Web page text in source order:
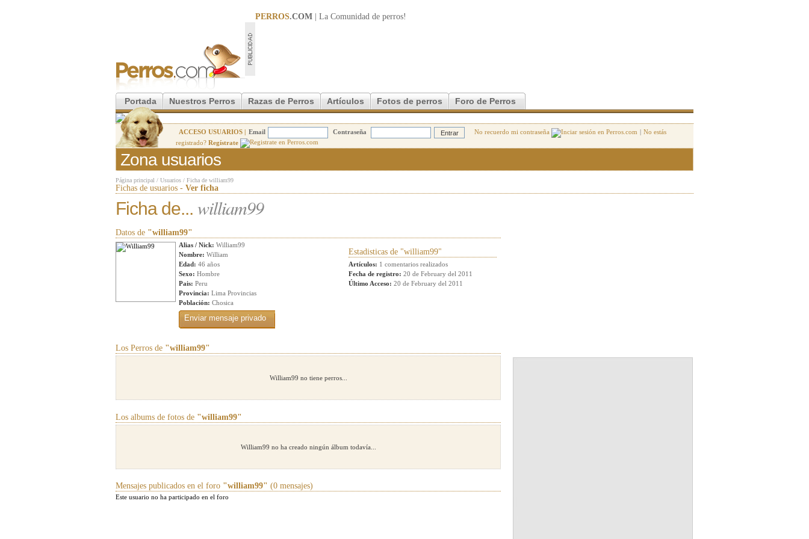
PERROS.COM | La Comunidad de perros!
Portada Nuestros Perros Razas de Perros Artículos Fotos de perros Foro de Perros
ACCESO USUARIOS | Email Contraseña No recuerdo mi contraseña | No estás
registrado? Regístrate
Zona usuarios
Página principal / Usuarios / Ficha de william99
Fichas de usuarios - Ver ficha
Ficha de... william99
Datos de "william99"
Alias / Nick: William99
Nombre: William
Edad: 46 años
Sexo: Hombre
Pais: Peru
Provincia: Lima Provincias
Población: Chosica
Estadisticas de "william99"
Artículos: 1 comentarios realizados
Fecha de registro: 20 de February del 2011
Último Acceso: 20 de February del 2011
Los Perros de "william99"
William99 no tiene perros...
Los albums de fotos de "william99"
William99 no ha creado ningún álbum todavía...
Mensajes publicados en el foro "william99" (0 mensajes)
Este usuario no ha participado en el foro